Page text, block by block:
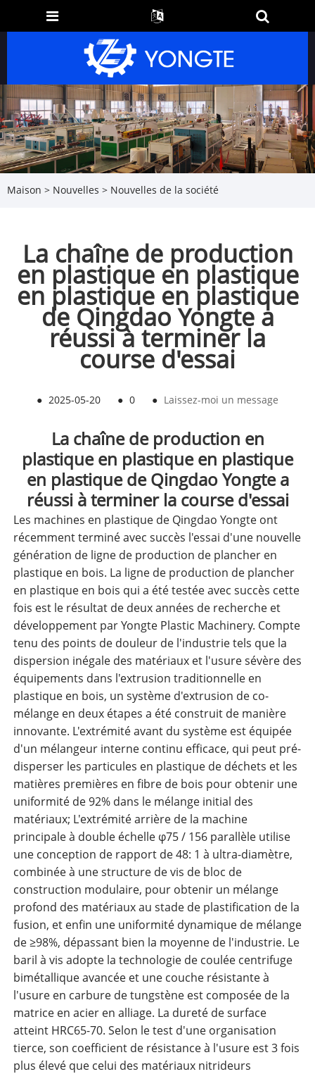
Maison > Nouvelles > Nouvelles de la société
La chaîne de production
en plastique en plastique
en plastique en plastique
de Qingdao Yongte a
réussi à terminer la
course d'essai
● 2025-05-20 ● 0 ● Laissez-moi un message
La chaîne de production en
plastique en plastique en plastique
en plastique de Qingdao Yongte a
réussi à terminer la course d'essai
Les machines en plastique de Qingdao Yongte ont
récemment terminé avec succès l'essai d'une nouvelle
génération de ligne de production de plancher en
plastique en bois. La ligne de production de plancher
en plastique en bois qui a été testée avec succès cette
fois est le résultat de deux années de recherche et
développement par Yongte Plastic Machinery. Compte
tenu des points de douleur de l'industrie tels que la
dispersion inégale des matériaux et l'usure sévère des
équipements dans l'extrusion traditionnelle en
plastique en bois, un système d'extrusion de co-
mélange en deux étapes a été construit de manière
innovante. L'extrémité avant du système est équipée
d'un mélangeur interne continu efficace, qui peut pré-
disperser les particules en plastique de déchets et les
matières premières en fibre de bois pour obtenir une
uniformité de 92% dans le mélange initial des
matériaux; L'extrémité arrière de la machine
principale à double échelle φ75 / 156 parallèle utilise
une conception de rapport de 48: 1 à ultra-diamètre,
combinée à une structure de vis de bloc de
construction modulaire, pour obtenir un mélange
profond des matériaux au stade de plastification de la
fusion, et enfin une uniformité dynamique de mélange
de ≥98%, dépassant bien la moyenne de l'industrie. Le
baril à vis adopte la technologie de coulée centrifuge
bimétallique avancée et une couche résistante à
l'usure en carbure de tungstène est composée de la
matrice en acier en alliage. La dureté de surface
atteint HRC65-70. Selon le test d'une organisation
tierce, son coefficient de résistance à l'usure est 3 fois
plus élevé que celui des matériaux nitrideurs